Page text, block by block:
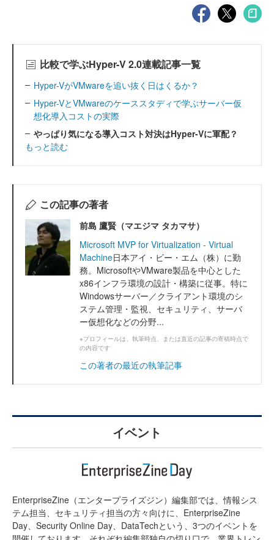
比較で学ぶHyper-V 2.0連載記事一覧
Hyper-VがVMwareを追い抜く日はくるか？
Hyper-VとVMwareのケーススタディで学ぶサーバー仮
想化導入コストの実際
やっぱり気になる導入コスト対決はHyper-Vに軍配？
もっと読む
この記事の著者
前島 鷹賢（マエジマ タカマサ）
Microsoft MVP for Virtualization - Virtual
Machine日本アイ・ビー・エム（株）に勤
務。MicrosoftやVMware製品を中心とした
x86インフラ環境の設計・構築に従事。特に
Windowsサーバー／クライアント環境のシ
ステム管理・監視、セキュリティ、サーバ
ー仮想化などの分野...
※プロフィールは、執筆時点、または直近の記事の寄稿時点で
の内容です
この著者の最近の執筆記事
イベント
EnterpriseZine（エンタープライズジン）編集部では、情報シス
テム担当、セキュリティ担当の方々向けに、EnterpriseZine
Day、Security Online Day、DataTechという、3つのイベントを